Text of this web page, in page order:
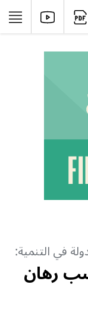
في التنمية:
رهان